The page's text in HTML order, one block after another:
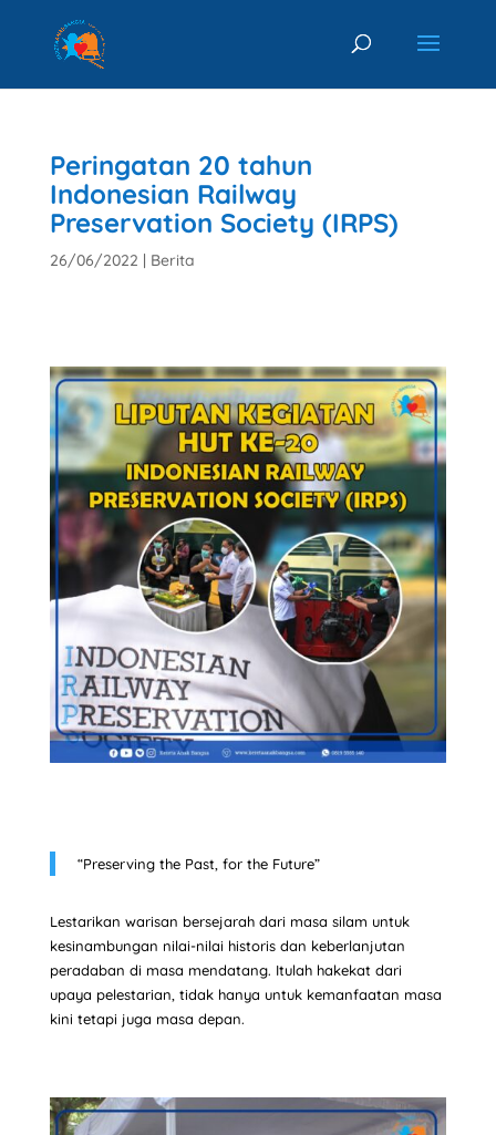
Peringatan 20 tahun
Indonesian Railway
Preservation Society (IRPS)
26/06/2022 | Berita
“Preserving the Past, for the Future”
Lestarikan warisan bersejarah dari masa silam untuk
kesinambungan nilai-nilai historis dan keberlanjutan
peradaban di masa mendatang. Itulah hakekat dari
upaya pelestarian, tidak hanya untuk kemanfaatan masa
kini tetapi juga masa depan.